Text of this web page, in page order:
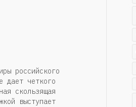
российского
дает четкого
скользящая
выступает